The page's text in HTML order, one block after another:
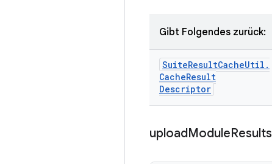
Gibt Folgendes zurück:
SuiteResultCacheUtil .
CacheResult
Descriptor
uploadModuleResults